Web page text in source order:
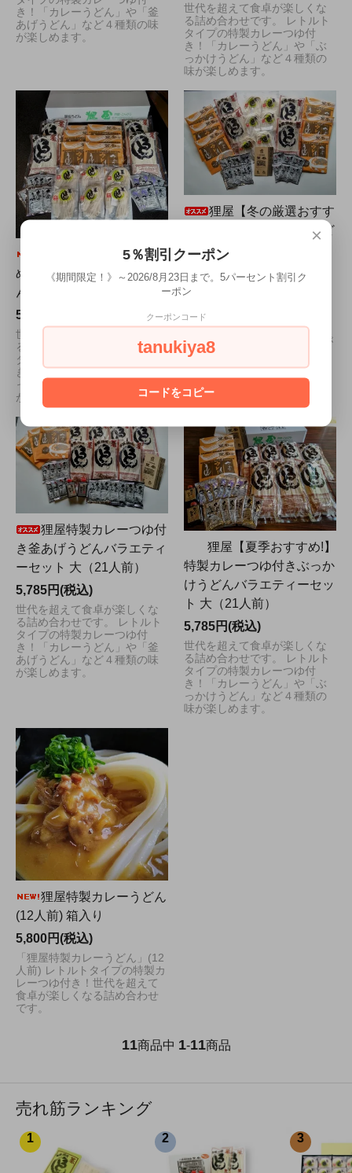
き！「カレーうどん」や「釜
あげうどん」など４種類の味
が楽しめます。
世代を超えて食卓が楽しくな
る詰め合わせです。 レトルト
タイプの特製カレーつゆ付
き！「カレーうどん」や「ぶ
っかけうどん」など４種類の
味が楽しめます。
狸屋【夏の厳選おすす
めセット】特製カレーうど
んつゆ付き 大（18人前）
5,350円(税込)
世代を超えて食卓が楽しくな
る詰め合わせです。 レトルト
タイプの特製カレーつゆ付
き！「カレーうどん」や「ぶ
っかけうどん」など3種類の味
が楽しめます。
狸屋【冬の厳選おすす
めセット】特製カレーうど
んつゆ付き 大（18人前）
5,350円(税込)
世代を超えて食卓が楽しくな
タイプの特製カレーつゆ付
き！「カレーうどん」や「釜
あげうどん」など3種類の味が
楽しめます。
狸屋特製カレーつゆ付
き釜あげうどんバラエティ
ーセット 大（21人前）
5,785円(税込)
世代を超えて食卓が楽しくな
る詰め合わせです。 レトルト
タイプの特製カレーつゆ付
き！「カレーうどん」や「釜
あげうどん」など４種類の味
が楽しめます。
狸屋【夏季おすすめ!】
特製カレーつゆ付きぶっか
けうどんバラエティーセッ
ト 大（21人前）
5,785円(税込)
世代を超えて食卓が楽しくな
る詰め合わせです。 レトルト
タイプの特製カレーつゆ付
き！「カレーうどん」や「ぶ
っかけうどん」など４種類の
味が楽しめます。
狸屋特製カレーうどん
(12人前) 箱入り
5,800円(税込)
「狸屋特製カレーうどん」(12
人前) レトルトタイプの特製カ
レーつゆ付き！世代を超えて
食卓が楽しくなる詰め合わせ
です。
11商品中 1-11商品
売れ筋ランキング
1 2 3
×
5％割引クーポン
《期間限定！》～2026/8月23日まで。5パーセント割引ク
ーポン
クーポンコード
tanukiya8
コードをコピー